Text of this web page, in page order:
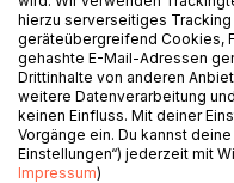
Vier Frauen,
Monoloco.
damit ins
hierzu serverseitiges
geräteübergreifend Cookies,
gehashte E-Mail-Adressen
Drittinhalte von anderen
weitere Datenverarbeitung
keinen Einfluss. Mit deiner
Vorgänge ein. Du kannst
Einstellungen“) jederzeit mit
Impressum)